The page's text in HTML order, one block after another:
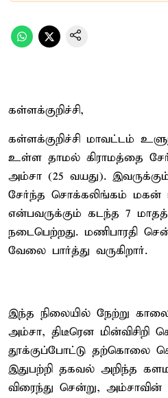
கள்ளக்குறிச்சி,
கள்ளக்குறிச்சி மாவட்டம்
உள்ள தாமல் கிராமத்தை
அம்சா (25 வயது).
சேர்ந்த சொக்கலிங்கம் மகன்
என்பவருக்கும் கடந்த 7
நடைபெற்றது. மணிபாரதி
வேலை பார்த்து வருகிறார்.
இந்த நிலையில் நேற்று
அம்சா, திடீரென மின்விசிறி
தூக்குப்போட்டு தற்கொலை
இதுபற்றி தகவல் அறிந்த
விரைந்து சென்று,